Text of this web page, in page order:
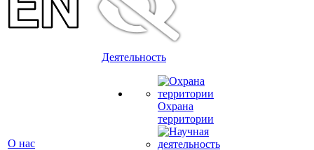
О нас
Деятельность
Охрана
территории